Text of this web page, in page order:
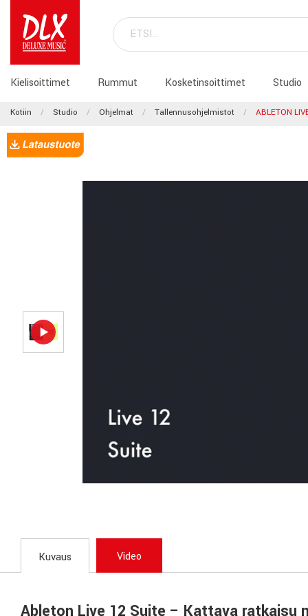
Kielisoittimet Rummut Kosketinsoittimet Studio
Kotiin Studio Ohjelmat Tallennusohjelmistot ABLETON
Kuvaus Video
Ableton Live 12 Suite – Kattava